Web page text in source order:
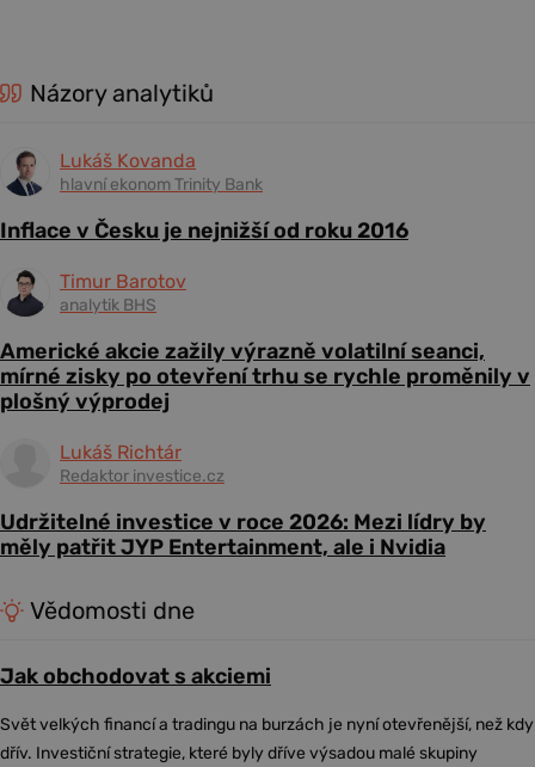
Názory analytiků
Lukáš Kovanda
hlavní ekonom Trinity Bank
Inflace v Česku je nejnižší od roku 2016
Timur Barotov
analytik BHS
Americké akcie zažily výrazně volatilní seanci,
mírné zisky po otevření trhu se rychle proměnily v
plošný výprodej
Lukáš Richtár
Redaktor investice.cz
Udržitelné investice v roce 2026: Mezi lídry by
měly patřit JYP Entertainment, ale i Nvidia
Vědomosti dne
Jak obchodovat s akciemi
Svět velkých financí a tradingu na burzách je nyní otevřenější, než kdy
dřív. Investiční strategie, které byly dříve výsadou malé skupiny